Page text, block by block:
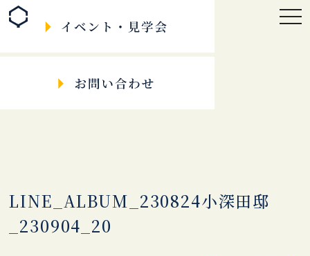
LINE_ALBUM_230824小深田邸
_230904_20